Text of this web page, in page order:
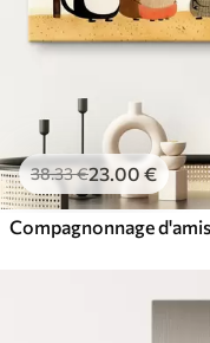
38.33€23.00 €